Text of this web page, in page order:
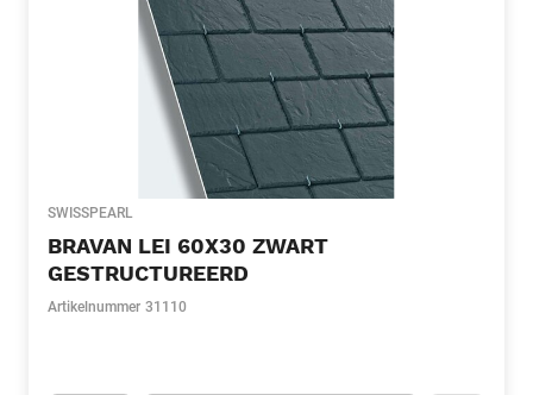
SWISSPEARL
BRAVAN LEI 60X30 ZWART
GESTRUCTUREERD
Artikelnummer 31110